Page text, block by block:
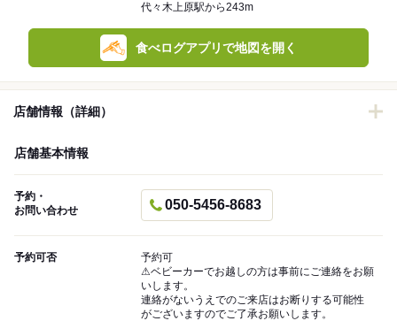
代々木上原駅から243m
食べログアプリで地図を開く
店舗情報（詳細）
店舗基本情報
予約・
お問い合わせ
050-5456-8683
予約可否
予約可
⚠ベビーカーでお越しの方は事前にご連絡をお願
いします。
連絡がないうえでのご来店はお断りする可能性
がございますのでご了承お願いします。